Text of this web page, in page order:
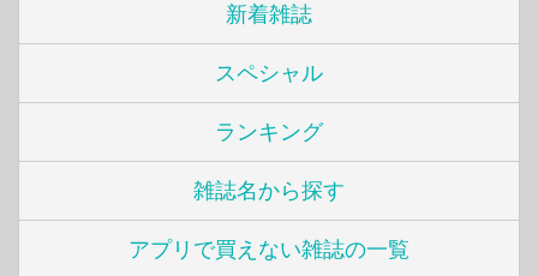
新着雑誌
スペシャル
ランキング
雑誌名から探す
アプリで買えない雑誌の一覧